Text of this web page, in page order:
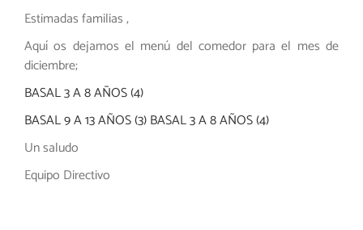
Estimadas familias ,
Aquí os dejamos el menú del comedor para el mes de
diciembre;
BASAL 3 A 8 AÑOS (4)
BASAL 9 A 13 AÑOS (3)BASAL 3 A 8 AÑOS (4)
Un saludo
Equipo Directivo